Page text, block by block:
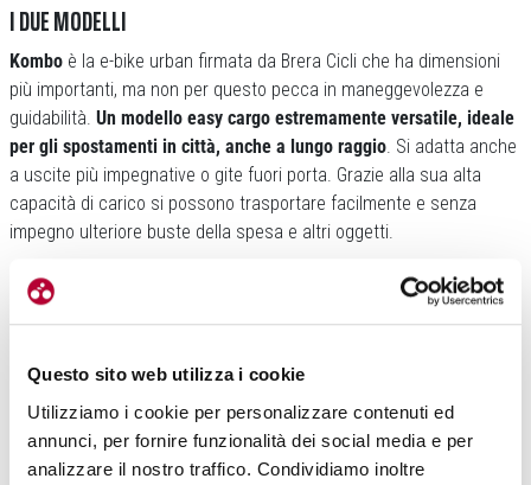
Questo sito web utilizza i cookie
Utilizziamo i cookie per personalizzare contenuti ed
annunci, per fornire funzionalità dei social media e per
analizzare il nostro traffico. Condividiamo inoltre
I DUE MODELLI
Kombo è la e-bike urban firmata da Brera Cicli che ha dimensioni
più importanti, ma non per questo pecca in maneggevolezza e
guidabilità. Un modello easy cargo estremamente versatile, ideale
per gli spostamenti in città, anche a lungo raggio. Si adatta anche
a uscite più impegnative o gite fuori porta. Grazie alla sua alta
capacità di carico si possono trasportare facilmente e senza
impegno ulteriore buste della spesa e altri oggetti.
Prezzo al pubblico: 1.890 euro.